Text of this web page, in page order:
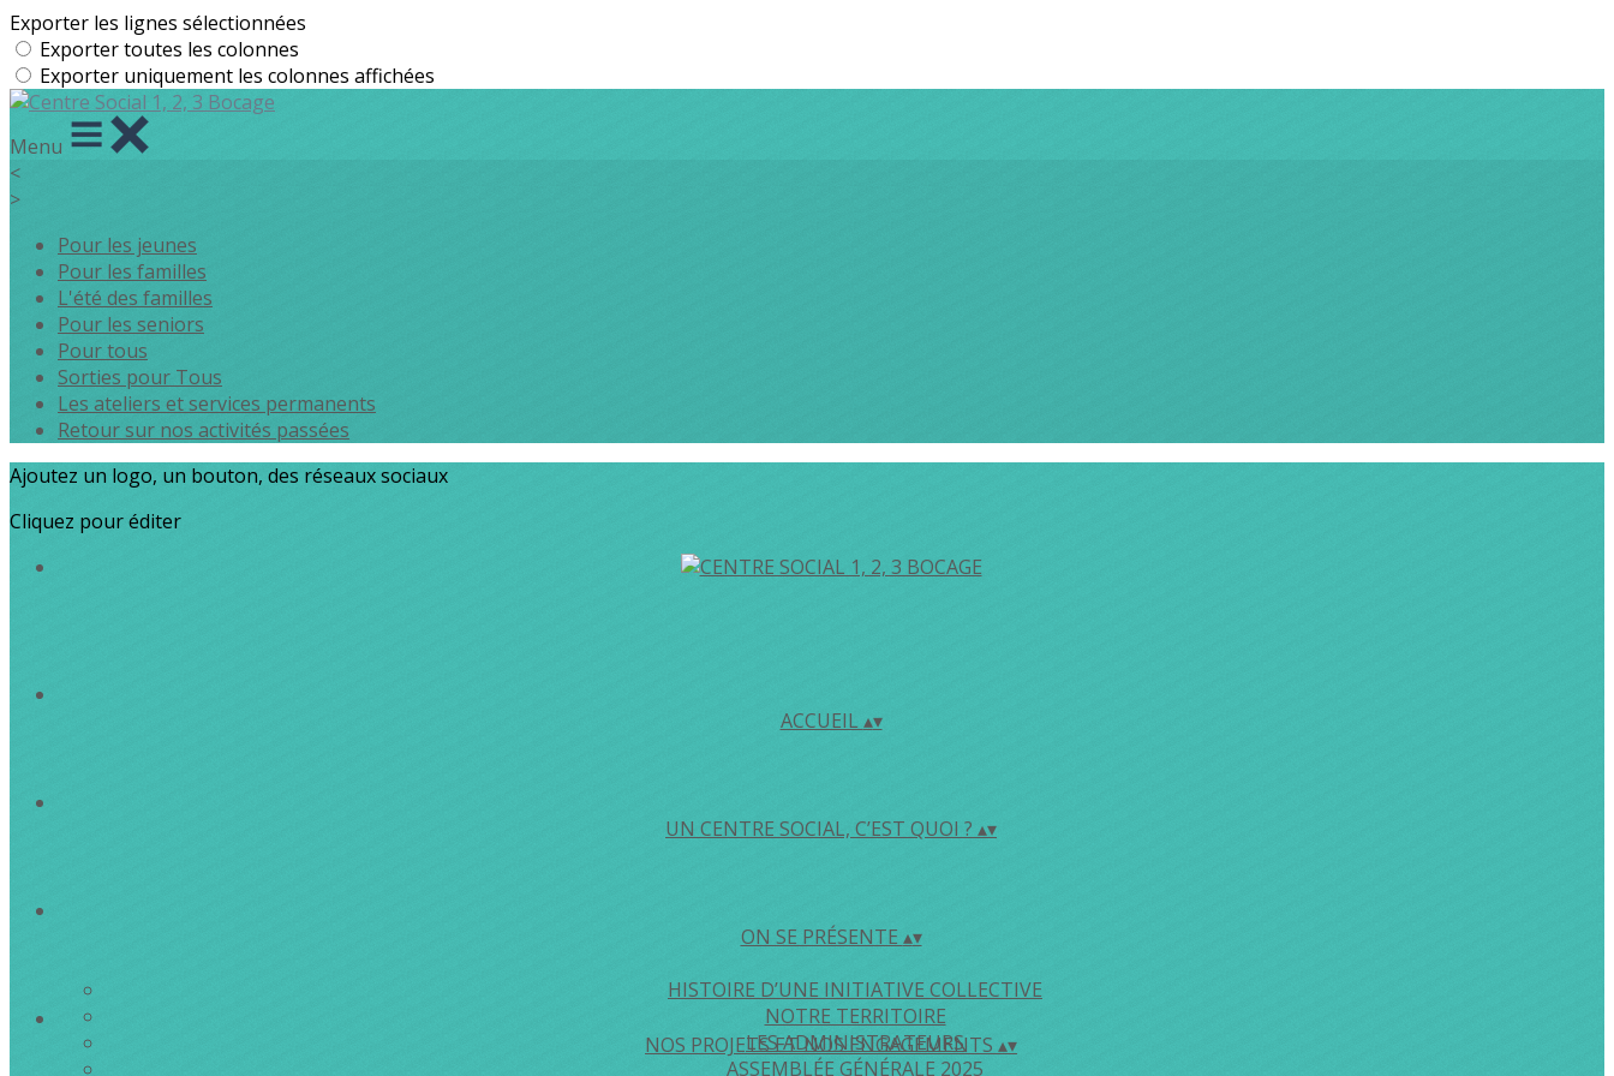
Exporter les lignes sélectionnées
Exporter toutes les colonnes
Exporter uniquement les colonnes affichées
Menu
<
>
Pour les jeunes
Pour les familles
L'été des familles
Pour les seniors
Pour tous
Sorties pour Tous
Les ateliers et services permanents
Retour sur nos activités passées
Ajoutez un logo, un bouton, des réseaux sociaux
Cliquez pour éditer
ACCUEIL ▴▾
UN CENTRE SOCIAL, C’EST QUOI ? ▴▾
ON SE PRÉSENTE ▴▾
HISTOIRE D’UNE INITIATIVE COLLECTIVE
NOTRE TERRITOIRE
LES ADMINISTRATEURS
ASSEMBLÉE GÉNÉRALE 2025
NOS PROJETS ET NOS ENGAGEMENTS ▴▾